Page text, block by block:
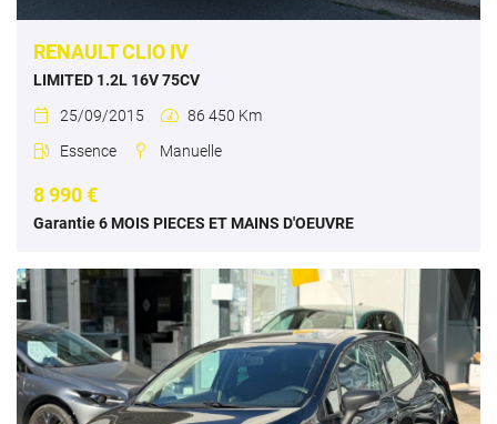
RENAULT CLIO IV
LIMITED 1.2L 16V 75CV
 25/09/2015  86 450 Km
 Essence  Manuelle
8 990 €
Garantie 6 MOIS PIECES ET MAINS D'OEUVRE